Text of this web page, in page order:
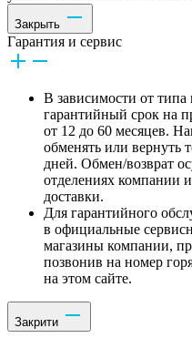
Закрыть
Гарантия и сервис
В зависимости от типа
гарантийный срок на
от 12 до 60 месяцев.
обменять или вернуть
дней. Обмен/возврат
отделениях
доставки.
Для гарантийного
в официальные
магазины компании,
позвонив на номер
на этом сайте.
Закрити